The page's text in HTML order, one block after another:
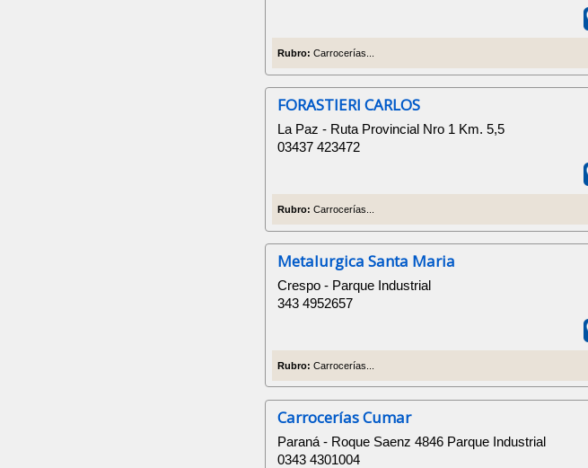
Rubro: Carrocerías...
FORASTIERI CARLOS
La Paz - Ruta Provincial Nro 1 Km. 5,5
03437 423472
Rubro: Carrocerías...
Metalurgica Santa Maria
Crespo - Parque Industrial
343 4952657
Rubro: Carrocerías...
Carrocerías Cumar
Paraná - Roque Saenz 4846 Parque Industrial
0343 4301004